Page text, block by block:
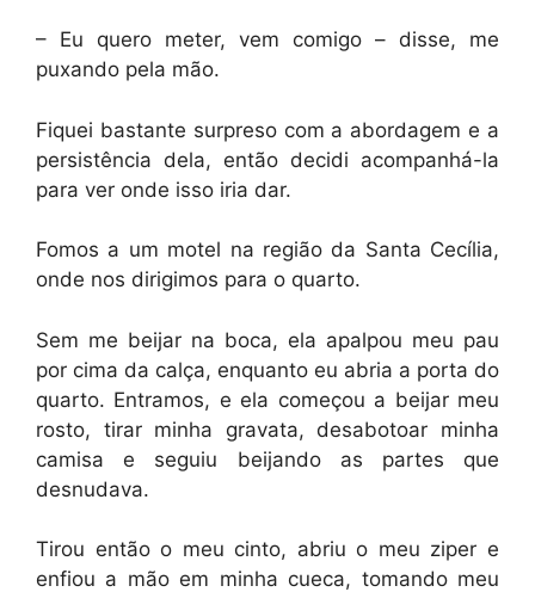
– Eu quero meter, vem comigo – disse, me
puxando pela mão.
Fiquei bastante surpreso com a abordagem e a
persistência dela, então decidi acompanhá-la
para ver onde isso iria dar.
Fomos a um motel na região da Santa Cecília,
onde nos dirigimos para o quarto.
Sem me beijar na boca, ela apalpou meu pau
por cima da calça, enquanto eu abria a porta do
quarto. Entramos, e ela começou a beijar meu
rosto, tirar minha gravata, desabotoar minha
camisa e seguiu beijando as partes que
desnudava.
Tirou então o meu cinto, abriu o meu ziper e
enfiou a mão em minha cueca, tomando meu